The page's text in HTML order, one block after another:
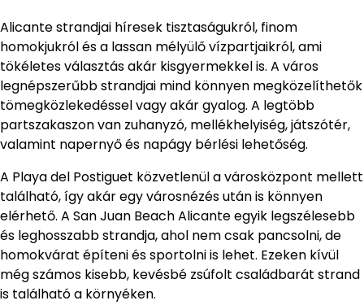
Alicante strandjai híresek tisztaságukról, finom
homokjukról és a lassan mélyülő vízpartjaikról, ami
tökéletes választás akár kisgyermekkel is. A város
legnépszerűbb strandjai mind könnyen megközelíthetők
tömegközlekedéssel vagy akár gyalog. A legtöbb
partszakaszon van zuhanyzó, mellékhelyiség, játszótér,
valamint napernyő és napágy bérlési lehetőség.
A Playa del Postiguet közvetlenül a városközpont mellett
található, így akár egy városnézés után is könnyen
elérhető. A San Juan Beach Alicante egyik legszélesebb
és leghosszabb strandja, ahol nem csak pancsolni, de
homokvárat építeni és sportolni is lehet. Ezeken kívül
még számos kisebb, kevésbé zsúfolt családbarát strand
is található a környéken.